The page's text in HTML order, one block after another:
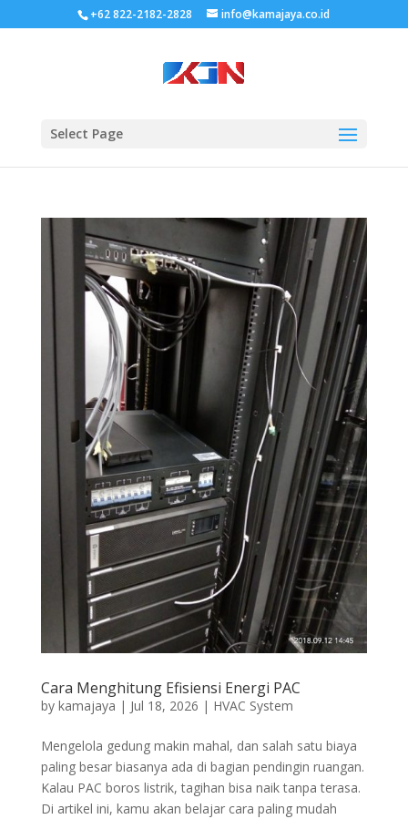
+62 822-2182-2828 info@kamajaya.co.id
Select Page
Cara Menghitung Efisiensi Energi PAC
by kamajaya | Jul 18, 2026 | HVAC System
Mengelola gedung makin mahal, dan salah satu biaya
paling besar biasanya ada di bagian pendingin ruangan.
Kalau PAC boros listrik, tagihan bisa naik tanpa terasa.
Di artikel ini, kamu akan belajar cara paling mudah